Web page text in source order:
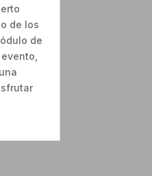
de los
de